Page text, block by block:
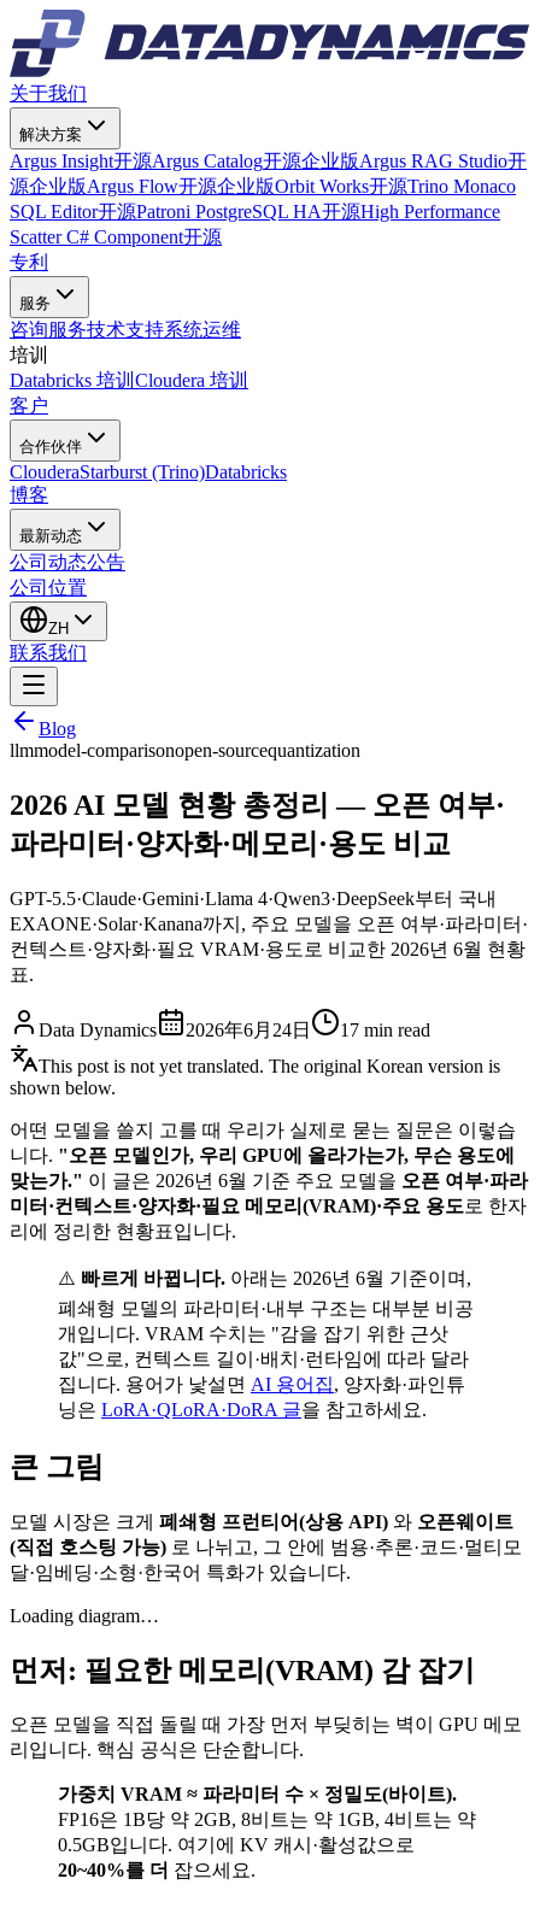
关于我们
解决方案
Argus Insight开源Argus Catalog开源企业版Argus RAG Studio开
源企业版Argus Flow开源企业版Orbit Works开源Trino Monaco
SQL Editor开源Patroni PostgreSQL HA开源High Performance
Scatter C# Component开源
专利
服务
咨询服务技术支持系统运维
培训
Databricks 培训 Cloudera 培训
客户
合作伙伴
ClouderaStarburst (Trino)Databricks
博客
最新动态
公司动态公告
公司位置
ZH
联系我们
Blog
llmmodel-comparisonopen-sourcequantization
2026 AI 모델 현황 총정리 — 오픈 여부·
파라미터·양자화·메모리·용도 비교
GPT-5.5·Claude·Gemini·Llama 4·Qwen3·DeepSeek부터 국내
EXAONE·Solar·Kanana까지, 주요 모델을 오픈 여부·파라미터·
컨텍스트·양자화·필요 VRAM·용도로 비교한 2026년 6월 현황
표.
Data Dynamics 2026年6月24日 17 min read
This post is not yet translated. The original Korean version is
shown below.
어떤 모델을 쓸지 고를 때 우리가 실제로 묻는 질문은 이렇습
니다. "오픈 모델인가, 우리 GPU에 올라가는가, 무슨 용도에
맞는가." 이 글은 2026년 6월 기준 주요 모델을 오픈 여부·파라
미터·컨텍스트·양자화·필요 메모리(VRAM)·주요 용도로 한자
리에 정리한 현황표입니다.
⚠️ 빠르게 바뀝니다. 아래는 2026년 6월 기준이며,
폐쇄형 모델의 파라미터·내부 구조는 대부분 비공
개입니다. VRAM 수치는 "감을 잡기 위한 근삿
값"으로, 컨텍스트 길이·배치·런타임에 따라 달라
집니다. 용어가 낯설면 AI 용어집, 양자화·파인튜
닝은 LoRA·QLoRA·DoRA 글을 참고하세요.
큰 그림
모델 시장은 크게 폐쇄형 프런티어(상용 API) 와 오픈웨이트
(직접 호스팅 가능) 로 나뉘고, 그 안에 범용·추론·코드·멀티모
달·임베딩·소형·한국어 특화가 있습니다.
Loading diagram…
먼저: 필요한 메모리(VRAM) 감 잡기
오픈 모델을 직접 돌릴 때 가장 먼저 부딪히는 벽이 GPU 메모
리입니다. 핵심 공식은 단순합니다.
가중치 VRAM ≈ 파라미터 수 × 정밀도(바이트).
FP16은 1B당 약 2GB, 8비트는 약 1GB, 4비트는 약
0.5GB입니다. 여기에 KV 캐시·활성값으로
20~40%를 더 잡으세요.